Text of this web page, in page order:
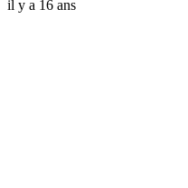
il y a 16 ans